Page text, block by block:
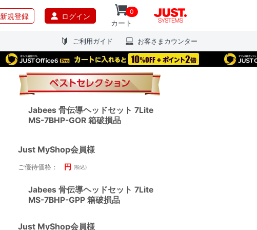
新規登録 ログイン
0
カート
ご利用ガイド お客さまカウンター
Jabees 骨伝導ヘッドセット 7Lite
MS-7BHP-GOR 箱破損品
Just MyShop会員様
ご優待価格： 円 (税込)
Jabees 骨伝導ヘッドセット 7Lite
MS-7BHP-GPP 箱破損品
Just MyShop会員様